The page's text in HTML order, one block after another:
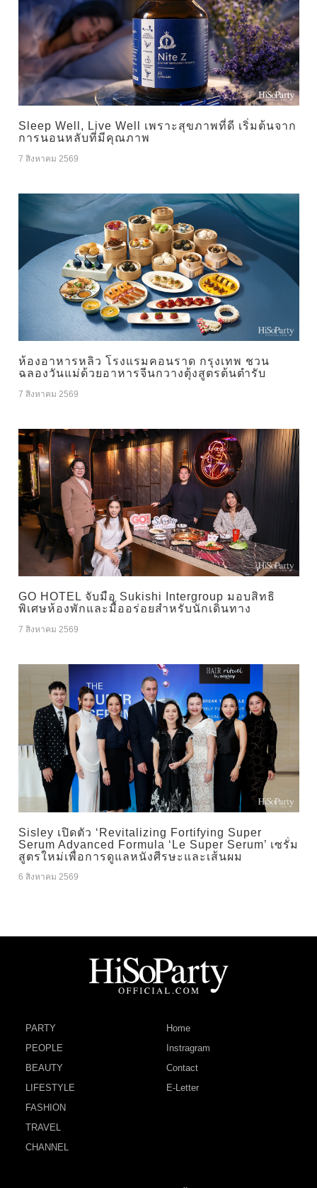
Sleep Well, Live Well เพราะสุขภาพที่ดี เริ่มต้นจาก
การนอนหลับที่มีคุณภาพ
7 สิงหาคม 2569
ห้องอาหารหลิว โรงแรมคอนราด กรุงเทพ ชวน
ฉลองวันแม่ด้วยอาหารจีนกวางตุ้งสูตรต้นตำรับ
7 สิงหาคม 2569
GO HOTEL จับมือ Sukishi Intergroup มอบสิทธิ
พิเศษห้องพักและมื้ออร่อยสำหรับนักเดินทาง
7 สิงหาคม 2569
Sisley เปิดตัว ‘Revitalizing Fortifying Super
Serum Advanced Formula ‘Le Super Serum’ เซรั่ม
สูตรใหม่เพื่อการดูแลหนังศีรษะและเส้นผม
6 สิงหาคม 2569
PARTY
PEOPLE
BEAUTY
LIFESTYLE
FASHION
TRAVEL
CHANNEL
Home
Instragram
Contact
E-Letter